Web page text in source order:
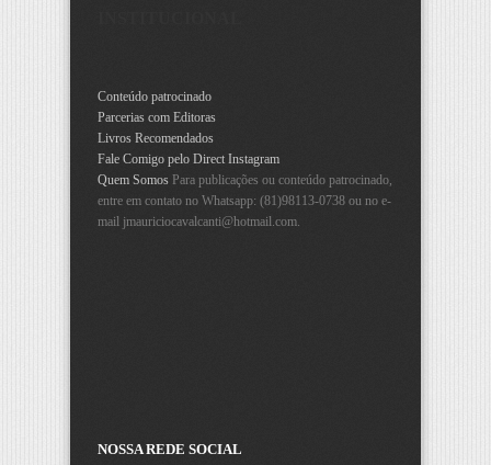
Conteúdo patrocinado
Parcerias com Editoras
Livros Recomendados
Fale Comigo pelo Direct Instagram
Quem Somos Para publicações ou conteúdo patrocinado,
entre em contato no Whatsapp: (81)98113-0738 ou no e-
mail jmauriciocavalcanti@hotmail.com
NOSSA REDE SOCIAL